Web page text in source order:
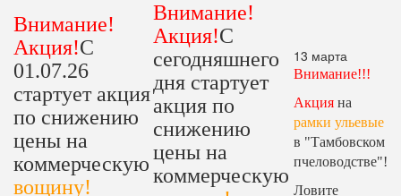
Внимание!
Акция!С
01.07.26
стартует акция
по снижению
цены на
коммерческую
вощину!
Внимание!
Акция!С
сегодняшнего
дня стартует
акция по
снижению
цены на
коммерческую
13 марта
Внимание!!!
Акция на
рамки ульевые
в "Тамбовском
пчеловодстве"!
Ловите